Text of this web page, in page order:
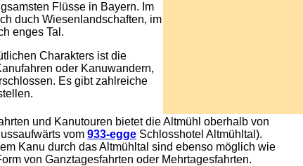
Flüsse in Bayern. Im
duch Wiesenlandschaften, im
enges Tal.
Charakters ist die
oder Kanuwandern,
Es gibt zahlreiche
und Kanutouren bietet die Altmühl oberhalb von
vom 933-egge Schlosshotel Altmühltal).
Kanu durch das Altmühltal sind ebenso möglich wie
von Ganztagesfahrten oder Mehrtagesfahrten.